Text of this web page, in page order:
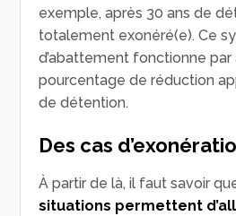
exemple, après 30 ans de
totalement exonéré(e). Ce
d’abattement fonctionne par
pourcentage de réduction
de détention.
Des cas
À partir de là, il faut savoir
situations permettent